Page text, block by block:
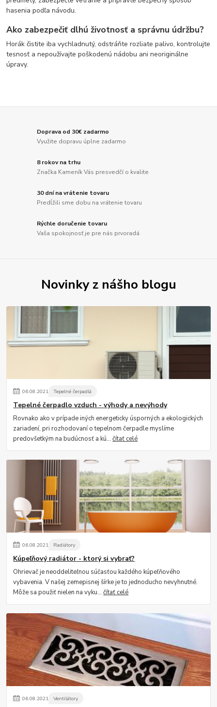
hasenia podľa návodu.
Ako zabezpečiť dlhú životnosť a správnu údržbu?
Horák čistite iba vychladnutý, odstráňte rozliate palivo, kontrolujte
tesnosť a nepoužívajte poškodenú nádobu ani neoriginálne
úpravy.
Doprava od 30€ zadarmo
Využite dopravu úplne zadarmo
8 rokov na trhu
Značka Kameník Vás presvedčí o kvalite
30 dní na vrátenie tovaru
Predĺžili sme dobu na vrátenie tovaru
Rýchle doručenie tovaru
Vaša spokojnosť je pre nás prvoradá
Novinky z nášho blogu
06.08.2021 Tepelné čerpadlá
Tepelné čerpadlo vzduch - výhody a nevýhody
Rovnako ako v prípade iných energeticky úsporných a ekologických
zariadení, pri rozhodovaní o tepelnom čerpadle myslíme
predovšetkým na budúcnosť a kú...čítať celé
06.08.2021 Radiátory
Kúpeľňový radiátor - ktorý si vybrať?
Ohrievač je neoddeliteľnou súčasťou každého kúpeľňového
vybavenia. V našej zemepisnej šírke je to jednoducho nevyhnutné.
Môže sa použiť nielen na vyku...čítať celé
06.08.2021 Ventilátory